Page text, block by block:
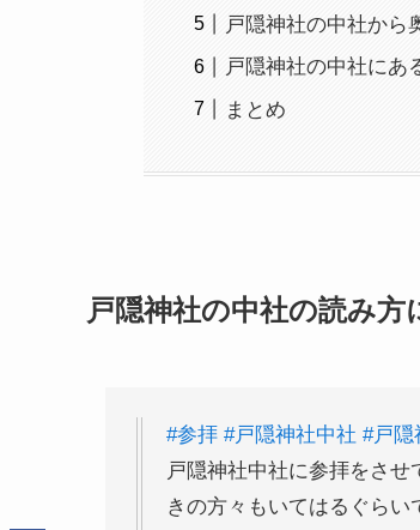
戸隠神社の中社から
戸隠神社の中社にあ
まとめ
戸隠神社の中社の読み方
#参拝 #戸隠神社中社 #戸隠
戸隠神社中社に参拝をさ
きの方々もいてはるぐらい